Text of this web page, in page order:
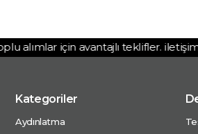
alımlar için avantajlı teklifler.
Kategoriler
Aydınlatma